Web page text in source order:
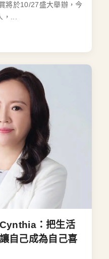
將於10/27盛大舉辦，今
...
Cynthia：把生活
自己成為自己喜